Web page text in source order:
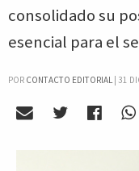
consolidado su
esencial para el
POR CONTACTO EDITORIAL| 31